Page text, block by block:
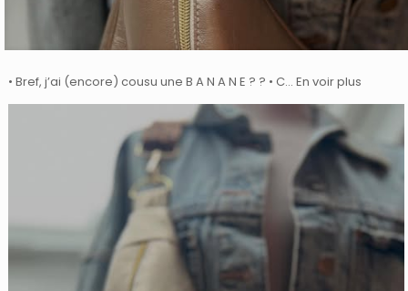
• Bref, j’ai (encore) cousu une B A N A N E ? ? • C… En voir plus